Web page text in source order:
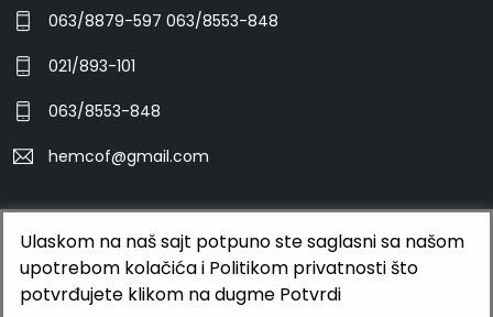
063/8879-597 063/8553-848
021/893-101
063/8553-848
hemcof@gmail.com
©2026 HEMCOF DOO
BUTOBU - Izrada web sajta i internet prodavnice, optimizacija
sajtova, web marketing
Ulaskom na naš sajt potpuno ste saglasni sa našom
upotrebom kolačića i Politikom privatnosti što
potvrđujete klikom na dugme Potvrdi